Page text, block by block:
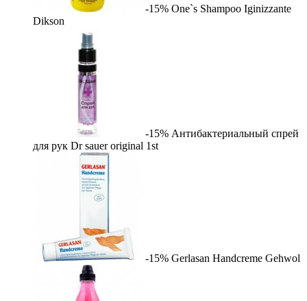
-15% One`s Shampoo Iginizzante
Dikson
-15% Антибактериальный спрей
для рук Dr sauer original 1st
-15% Gerlasan Handcreme Gehwol